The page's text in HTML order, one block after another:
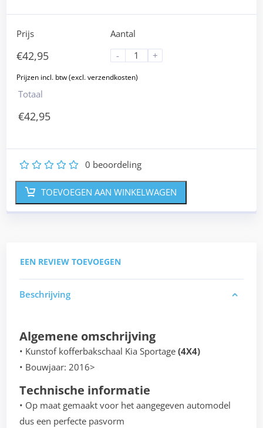
Prijs
€42,95
Aantal
-
+
Totaal
€42,95
5
4
3
2 0 beoordeling
TOEVOEGEN AAN WINKELWAGEN
EEN REVIEW TOEVOEGEN
Beschrijving
Algemene omschrijving
• Kunstof kofferbakschaal Kia Sportage(4X4)
• Bouwjaar: 2016>
Technische informatie
• Op maat gemaakt voor het aangegeven automodel
dus een perfecte pasvorm